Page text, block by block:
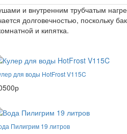
и внутренним трубчатым
долговечностью, поскольку
и кипятка.
для воды HotFrost V115C
Пилигрим 19 литров